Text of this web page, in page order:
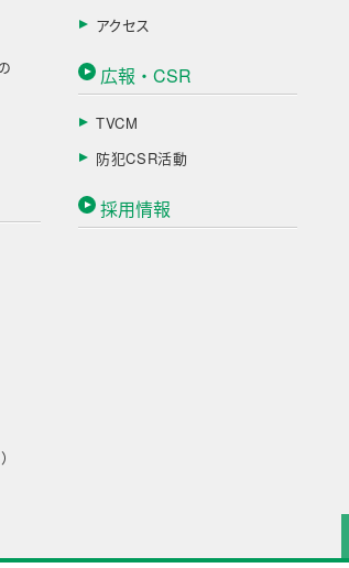
アクセス
広報・CSR
TVCM
防犯CSR活動
採用情報